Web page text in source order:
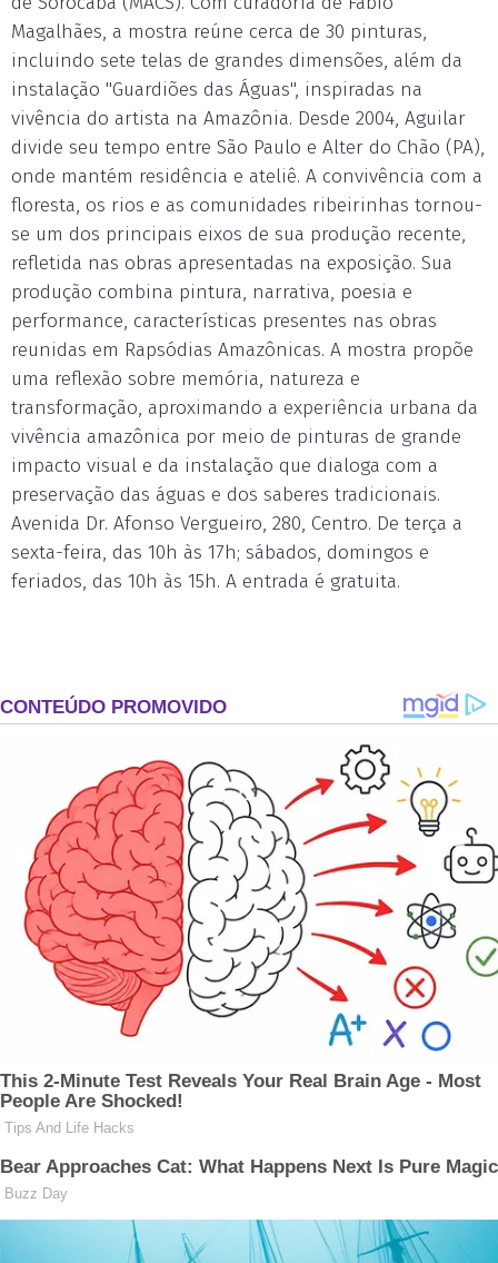
Magalhães, a mostra reúne cerca de 30 pinturas,
incluindo sete telas de grandes dimensões, além da
instalação "Guardiões das Águas", inspiradas na
vivência do artista na Amazônia. Desde 2004, Aguilar
divide seu tempo entre São Paulo e Alter do Chão (PA),
onde mantém residência e ateliê. A convivência com a
floresta, os rios e as comunidades ribeirinhas tornou-
se um dos principais eixos de sua produção recente,
refletida nas obras apresentadas na exposição. Sua
produção combina pintura, narrativa, poesia e
performance, características presentes nas obras
reunidas em Rapsódias Amazônicas. A mostra propõe
uma reflexão sobre memória, natureza e
transformação, aproximando a experiência urbana da
vivência amazônica por meio de pinturas de grande
impacto visual e da instalação que dialoga com a
preservação das águas e dos saberes tradicionais.
Avenida Dr. Afonso Vergueiro, 280, Centro. De terça a
sexta-feira, das 10h às 17h; sábados, domingos e
feriados, das 10h às 15h. A entrada é gratuita.